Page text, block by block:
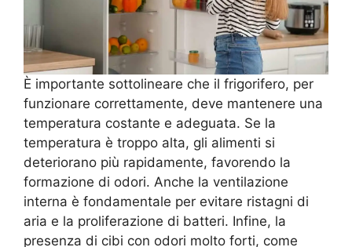
È importante sottolineare che il frigorifero, per
funzionare correttamente, deve mantenere una
temperatura costante e adeguata. Se la
temperatura è troppo alta, gli alimenti si
deteriorano più rapidamente, favorendo la
formazione di odori. Anche la ventilazione
interna è fondamentale per evitare ristagni di
aria e la proliferazione di batteri. Infine, la
presenza di cibi con odori molto forti, come